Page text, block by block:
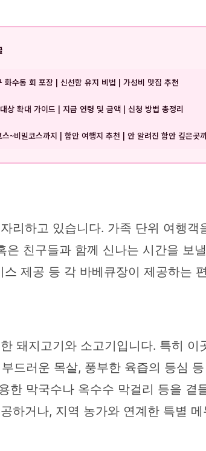
화수동 회 포장 | 신선함 유지 비법 | 가성비 맛집 추천
상 확대 가이드 | 지급 연령 및 금액 | 신청 방법 총정리
~비밀코스까지 | 함안 여행지 추천 | 안 알려진 함안 깊은곳
리하고 있습니다. 가족 단위 여행
친구들과 함께 신나는 시간을 보
제공 등 각 바베큐장이 제공하는
돼지고기와 소고기입니다. 특히
드러운 목살, 풍부한 육즙의 등심
한 막국수나 옥수수 막걸리 등을
하거나, 지역 농가와 연계한 특별